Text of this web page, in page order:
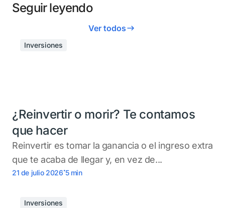
Seguir leyendo
Ver todos
Inversiones
¿Reinvertir o morir? Te contamos
que hacer
Reinvertir es tomar la ganancia o el ingreso extra
que te acaba de llegar y, en vez de...
21 de julio 2026.5 min
Inversiones